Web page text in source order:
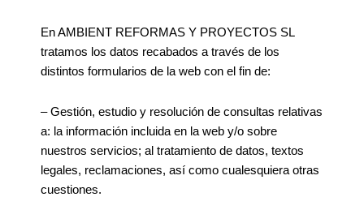
En AMBIENT REFORMAS Y PROYECTOS SL
tratamos los datos recabados a través de los
distintos formularios de la web con el fin de:
– Gestión, estudio y resolución de consultas relativas
a: la información incluida en la web y/o sobre
nuestros servicios; al tratamiento de datos, textos
legales, reclamaciones, así como cualesquiera otras
cuestiones.